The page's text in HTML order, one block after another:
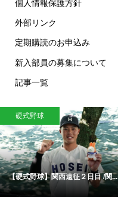
個人情報保護方針
外部リンク
定期購読のお申込み
新入部員の募集について
記事一覧
硬式野球
【硬式野球】関西遠征２日目 /関...